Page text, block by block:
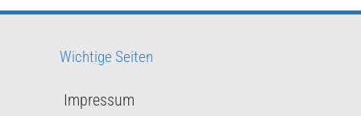
Wichtige Seiten
Impressum